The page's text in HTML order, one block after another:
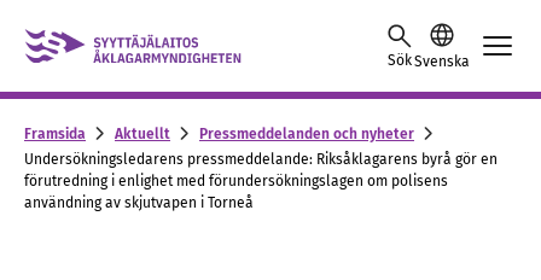
Skip to content -saavutettavuusohje
SökSvenska
Framsida Aktuellt
Pressmeddelanden och nyheter
Undersökningsledarens pressmeddelande: Riksåklagarens byrå gör en
förutredning i enlighet med förundersökningslagen om polisens
användning av skjutvapen i Torneå